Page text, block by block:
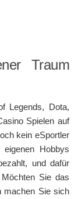
Traum
Legends, Dota,
Spielen auf
kein eSportler
Hobbys
und dafür
Sie das
machen Sie sich